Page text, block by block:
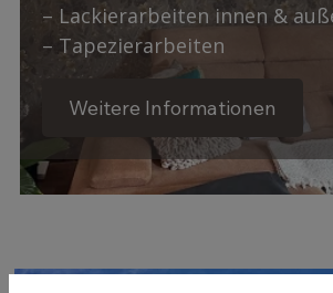
– Lackierarbeiten innen &
– Tapezierarbeiten
Weitere Informationen